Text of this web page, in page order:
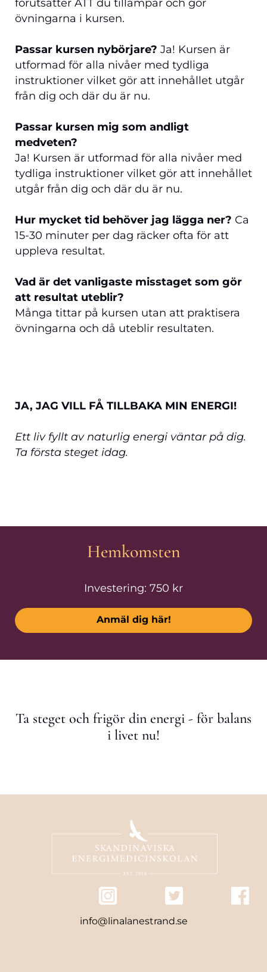
förutsätter ATT du tillämpar och gör
övningarna i kursen.
Passar kursen nybörjare? Ja! Kursen är
utformad för alla nivåer med tydliga
instruktioner vilket gör att innehållet utgår
från dig och där du är nu.
Passar kursen mig som andligt
medveten?
Ja! Kursen är utformad för alla nivåer med
tydliga instruktioner vilket gör att innehållet
utgår från dig och där du är nu.
Hur mycket tid behöver jag lägga ner? Ca
15-30 minuter per dag räcker ofta för att
uppleva resultat.
Vad är det vanligaste misstaget som gör
att resultat uteblir?
Många tittar på kursen utan att praktisera
övningarna och då uteblir resultaten.
JA, JAG VILL FÅ TILLBAKA MIN ENERGI!
Ett liv fyllt av naturlig energi väntar på dig.
Ta första steget idag.
Hemkomsten
Investering: 750 kr
Anmäl dig här!
Ta steget och frigör din energi - för balans
i livet nu!
info@linalanestrand.se